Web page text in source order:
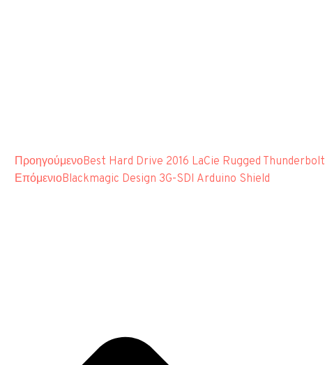
ΠροηγούμενοBest Hard Drive 2016 LaCie Rugged Thunderbolt
ΕπόμενιοBlackmagic Design 3G-SDI Arduino Shield